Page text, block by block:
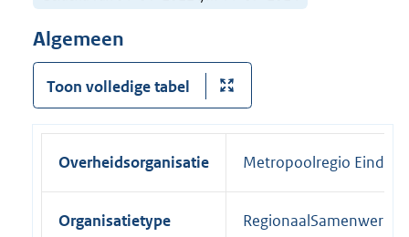
Algemeen
Toon volledige tabel
Overheidsorganisatie Metropoolregio
Organisatietype